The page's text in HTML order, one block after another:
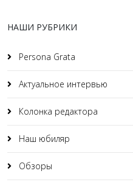
НАШИ РУБРИКИ
Persona Grata
Актуальное интервью
Колонка редактора
Наш юбиляр
Обзоры